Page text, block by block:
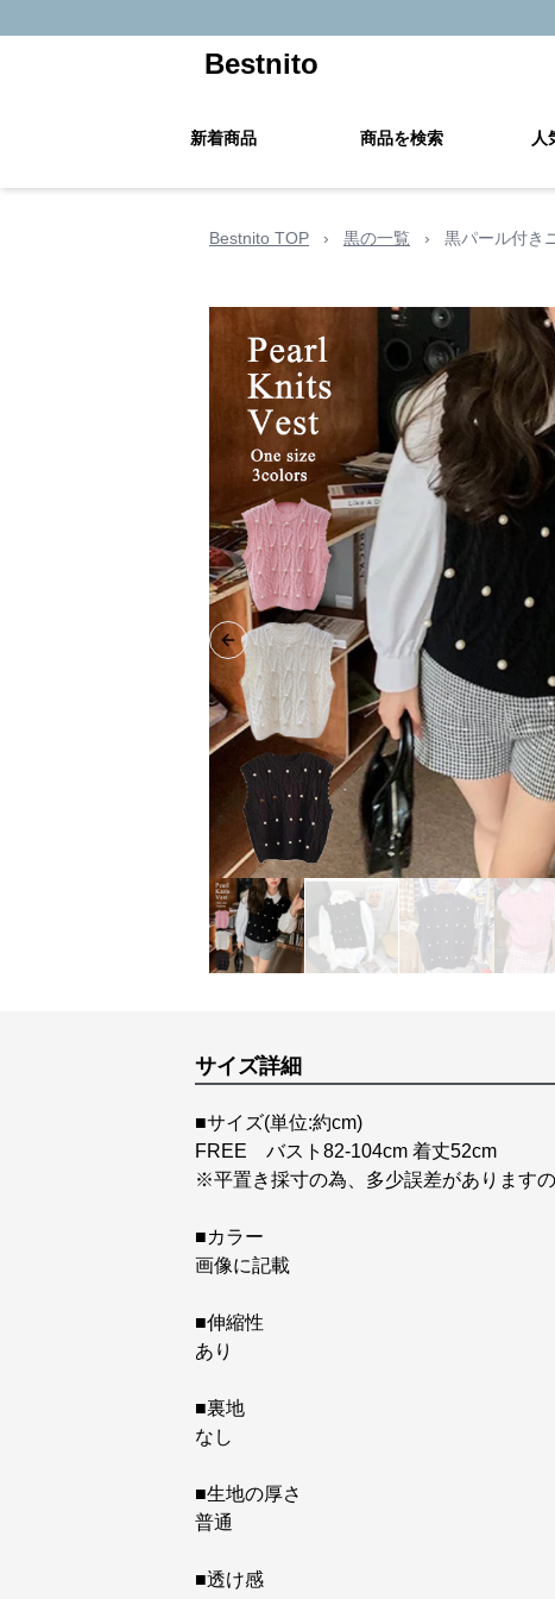
Bestnito
新着商品 商品を検索 人
Bestnito TOP › 黒の一覧 › 黒パール付き
Previous slide
サイズ詳細
■サイズ(単位:約cm)
FREE バスト82-104cm 着丈52cm
※平置き採寸の為、多少誤差があります
■カラー
画像に記載
■伸縮性
あり
■裏地
なし
■生地の厚さ
普通
■透け感